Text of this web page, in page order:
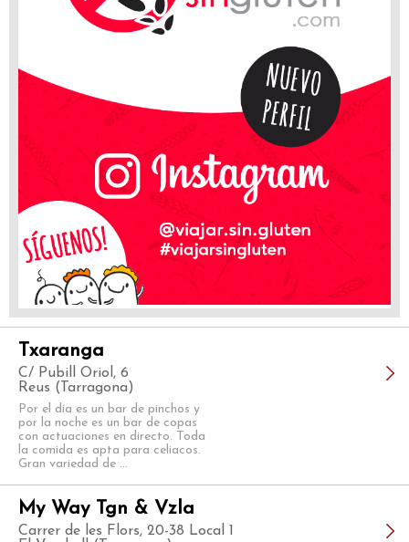
Txaranga
C/ Pubill Oriol, 6
Reus (Tarragona)
Por el día es un bar de pinchos y
por la noche es un bar de copas
con actuaciones en directo. Toda
la comida es apta para celiacos.
Gran variedad de ...
My Way Tgn & Vzla
Carrer de les Flors, 20-38 Local 1